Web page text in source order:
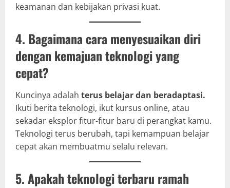
keamanan dan kebijakan privasi kuat.
4. Bagaimana cara menyesuaikan diri
dengan kemajuan teknologi yang
cepat?
Kuncinya adalah terus belajar dan beradaptasi.
Ikuti berita teknologi, ikut kursus online, atau
sekadar eksplor fitur-fitur baru di perangkat kamu.
Teknologi terus berubah, tapi kemampuan belajar
cepat akan membuatmu selalu relevan.
5. Apakah teknologi terbaru ramah